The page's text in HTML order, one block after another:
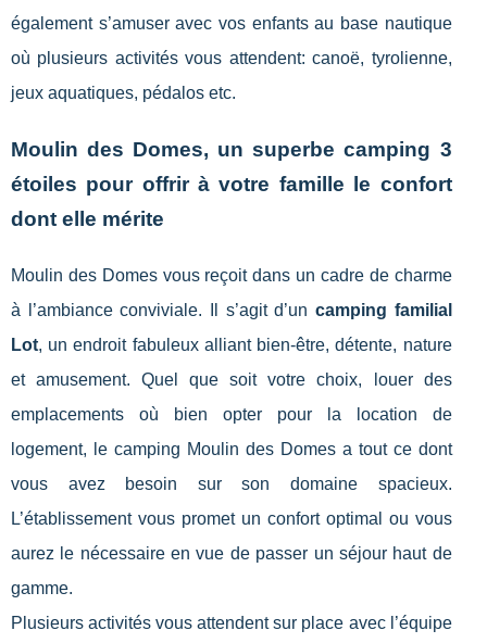
également s’amuser avec vos enfants au base nautique
où plusieurs activités vous attendent: canoë, tyrolienne,
jeux aquatiques, pédalos etc.
Moulin des Domes, un superbe camping 3
étoiles pour offrir à votre famille le confort
dont elle mérite
Moulin des Domes vous reçoit dans un cadre de charme
à l’ambiance conviviale. Il s’agit d’un camping familial
Lot, un endroit fabuleux alliant bien-être, détente, nature
et amusement. Quel que soit votre choix, louer des
emplacements où bien opter pour la location de
logement, le camping Moulin des Domes a tout ce dont
vous avez besoin sur son domaine spacieux.
L’établissement vous promet un confort optimal ou vous
aurez le nécessaire en vue de passer un séjour haut de
gamme.
Plusieurs activités vous attendent sur place avec l’équipe